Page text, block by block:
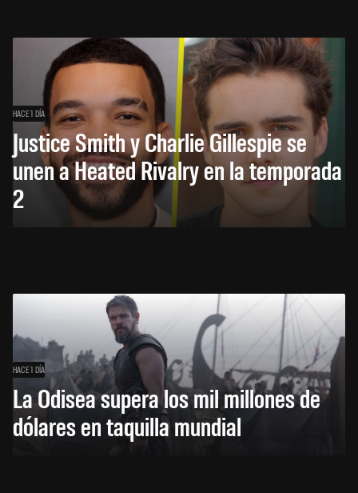
HACE 1 DÍA
Justice Smith y Charlie Gillespie se
unen a Heated Rivalry en la temporada
2
HACE 1 DÍA
La Odisea supera los mil millones de
dólares en taquilla mundial